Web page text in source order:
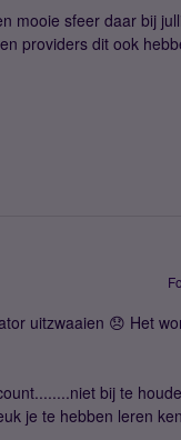
mooie sfeer daar bij
providers dit ook
uitzwaaien 😞 Het
bij te
je te hebben leren